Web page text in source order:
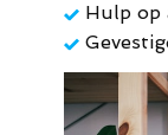
Hulp op